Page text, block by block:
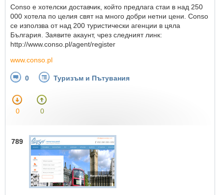
Conso е хотелски доставчик, който предлага стаи в над 250
000 хотела по целия свят на много добри нетни цени. Conso
се използва от над 200 туристически агенции в цяла
България. Заявите акаунт, чрез следният линк:
http://www.conso.pl/agent/register
www.conso.pl
0 Туризъм и Пътувания
0 0
789